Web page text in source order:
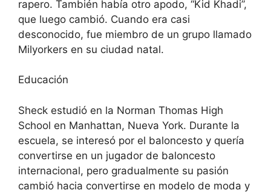
rapero. También había otro apodo, “Kid Khadi”,
que luego cambió. Cuando era casi
desconocido, fue miembro de un grupo llamado
Milyorkers en su ciudad natal.
Educación
Sheck estudió en la Norman Thomas High
School en Manhattan, Nueva York. Durante la
escuela, se interesó por el baloncesto y quería
convertirse en un jugador de baloncesto
internacional, pero gradualmente su pasión
cambió hacia convertirse en modelo de moda y